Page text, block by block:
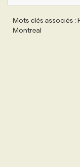
Mots clés associés :
Montreal